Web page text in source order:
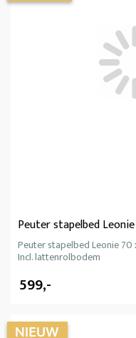
Peuter stapelbed Leonie
Peuter stapelbed Leonie 70
Incl. lattenrolbodem
599,-